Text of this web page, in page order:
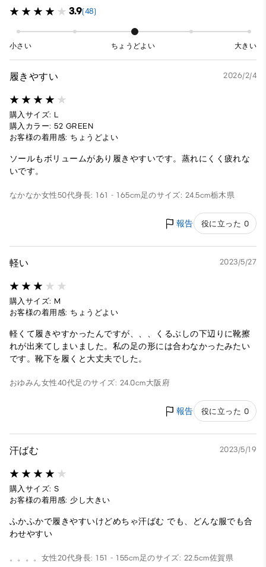
3.9(48)
小さい ちょうどよい 大きい
履きやすい 2026/2/4
購入サイズ: L
購入カラー: 52 GREEN
お客様の着用感: ちょうどよい
ソールもボリュームがあり履きやすいです。蒸れにくく疲れな
いです。
なかなか女性50代身長: 161 - 165cm足のサイズ: 24.5cm栃木県
報告 役に立った 0
軽い 2023/5/27
購入サイズ: M
お客様の着用感: ちょうどよい
軽くて履きやすかったんですが、、、くるぶしの下辺りに靴擦
れが出来てしまいました。私の足の形には合わなかったみたい
です。靴下を履くと大丈夫でした。
おゆみん女性40代足のサイズ: 24.0cm大阪府
報告 役に立った 0
汗ばむ 2023/5/19
購入サイズ: S
お客様の着用感: 少し大きい
ふかふかで履きやすいけどめちゃ汗ばむ でも、どんな服でも合
わせやすい
。。。。 女性20代身長: 151 - 155cm足のサイズ: 22.5cm佐賀県